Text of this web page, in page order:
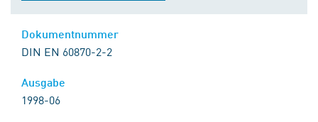
DIN EN 60870-2-2
1998-06